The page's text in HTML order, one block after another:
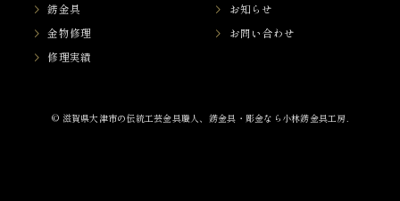
錺金具
金物修理
修理実績
お知らせ
お問い合わせ
© 滋賀県大津市の伝統工芸金具職人、錺金具・彫金なら小林錺金具工房.